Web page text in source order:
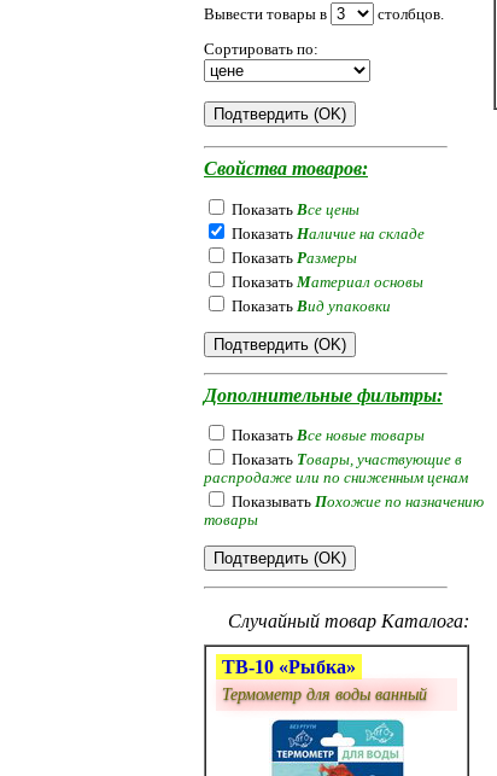
Вывести товары в столбцов.
Сортировать по:
Свойства товаров:
Показать Все цены
Показать Наличие на складе
Показать Размеры
Показать Материал основы
Показать Вид упаковки
Дополнительные фильтры:
Показать Все новые товары
Показать Товары, участвующие в
распродаже или по сниженным ценам
Показывать Похожие по назначению
товары
Случайный товар Каталога:
ТВ-10 «Рыбка»
Термометр для воды ванный